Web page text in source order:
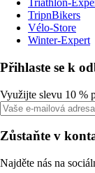
Triathlon-
TripnBikers
Vélo-Store
Winter-Expert
Přihlaste se k
Využijte slevu 10 %
Zůstaňte v
Najděte nás na